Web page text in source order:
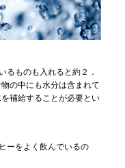
るものも入れると約２．
の中にも水分は含まれて
補給することが必要とい
ーをよく飲んでいるの